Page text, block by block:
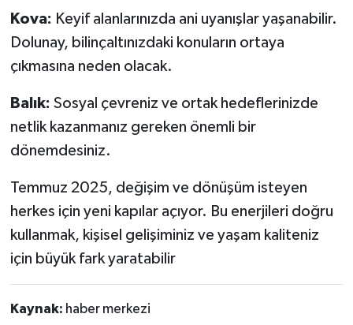
Kova: Keyif alanlarınızda ani uyanışlar yaşanabilir.
Dolunay, bilinçaltınızdaki konuların ortaya
çıkmasına neden olacak.
Balık: Sosyal çevreniz ve ortak hedeflerinizde
netlik kazanmanız gereken önemli bir
dönemdesiniz.
Temmuz 2025, değişim ve dönüşüm isteyen
herkes için yeni kapılar açıyor. Bu enerjileri doğru
kullanmak, kişisel gelişiminiz ve yaşam kaliteniz
için büyük fark yaratabilir
Kaynak: haber merkezi